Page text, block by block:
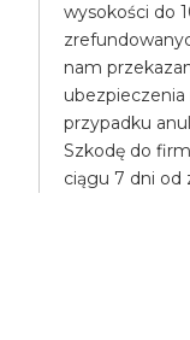
wysokości do
nam
przypadku
Szkodę do
ciągu 7 dni od